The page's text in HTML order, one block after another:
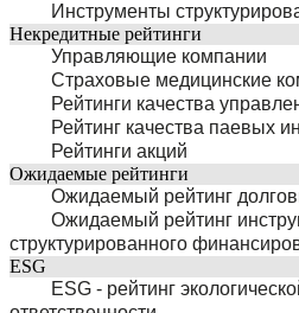
Инструменты
Некредитные рейтинги
Управляющие компании
Страховые медицинские
Рейтинги качества
Рейтинг качества паевых
Рейтинги акций
Ожидаемые рейтинги
Ожидаемый рейтинг
Ожидаемый рейтинг
структурированного
ESG
ESG - рейтинг